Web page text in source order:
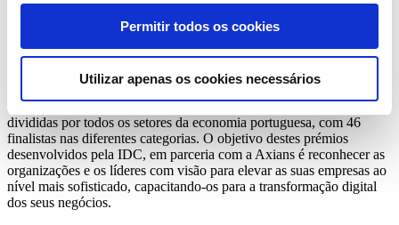
Permitir todos os cookies
Utilizar apenas os cookies necessários
Esta edição dos Portugal Digital Awards recebeu 350 candidaturas,
divididas por todos os setores da economia portuguesa, com 46
finalistas nas diferentes categorias. O objetivo destes prémios
desenvolvidos pela IDC, em parceria com a Axians é reconhecer as
organizações e os líderes com visão para elevar as suas empresas ao
nível mais sofisticado, capacitando-os para a transformação digital
dos seus negócios.